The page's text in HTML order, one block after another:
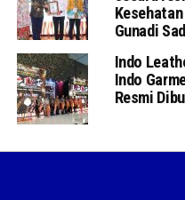
Gunadi
Indo
Indo
Resmi